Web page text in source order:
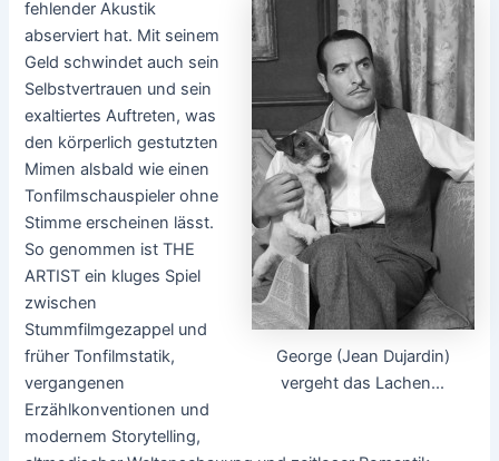
George (Jean Dujardin)
vergeht das Lachen...
fehlender Akustik
abserviert hat. Mit seinem
Geld schwindet auch sein
Selbstvertrauen und sein
exaltiertes Auftreten, was
den körperlich gestutzten
Mimen alsbald wie einen
Tonfilmschauspieler ohne
Stimme erscheinen lässt.
So genommen ist THE
ARTIST ein kluges Spiel
zwischen
Stummfilmgezappel und
früher Tonfilmstatik,
vergangenen
Erzählkonventionen und
modernem Storytelling,